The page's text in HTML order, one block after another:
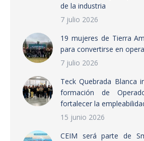
de la industria
7 julio 2026
19 mujeres de Tierra
para convertirse en
7 julio 2026
Teck Quebrada Blanca
formación de
fortalecer la
15 junio 2026
CEIM será parte de